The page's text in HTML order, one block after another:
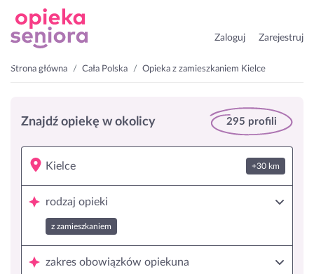
Zaloguj Zarejestruj
Strona główna Cała Polska Opieka z zamieszkaniem Kielce
Znajdź opiekę w okolicy 295 profili
+30 km
rodzaj opieki
z zamieszkaniem
zakres obowiązków opiekuna